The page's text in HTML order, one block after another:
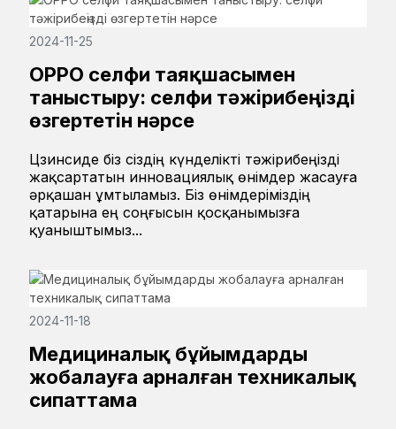
2024-11-25
OPPO селфи таяқшасымен
таныстыру: селфи тәжірибеңізді
өзгертетін нәрсе
Цзинсиде біз сіздің күнделікті тәжірибеңізді
жақсартатын инновациялық өнімдер жасауға
әрқашан ұмтыламыз. Біз өнімдеріміздің
қатарына ең соңғысын қосқанымызға
қуаныштымыз...
2024-11-18
Медициналық бұйымдарды
жобалауға арналған техникалық
сипаттама